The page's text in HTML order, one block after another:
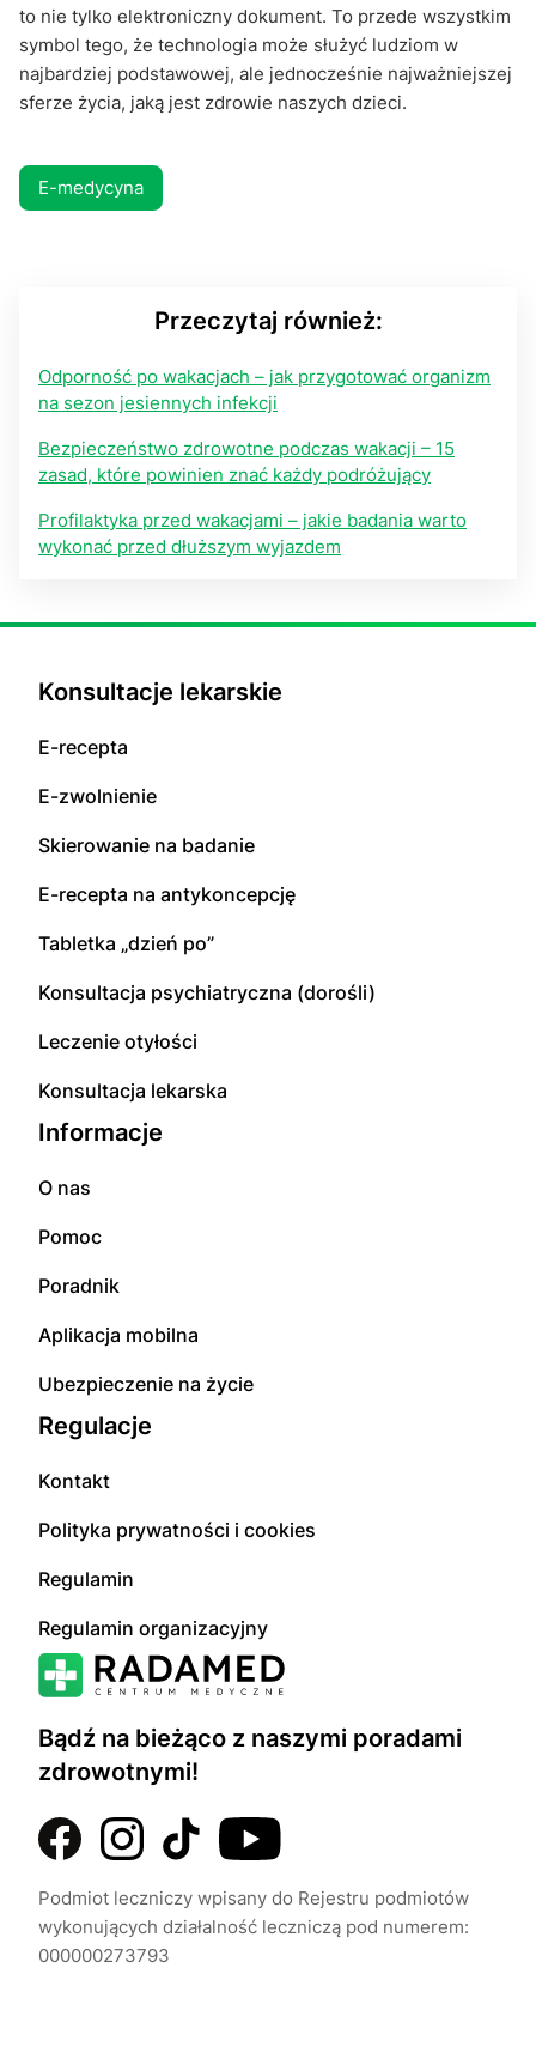
to nie tylko elektroniczny dokument. To przede wszystkim
symbol tego, że technologia może służyć ludziom w
najbardziej podstawowej, ale jednocześnie najważniejszej
sferze życia, jaką jest zdrowie naszych dzieci.
E-medycyna
Przeczytaj również:
Odporność po wakacjach – jak przygotować organizm
na sezon jesiennych infekcji
Bezpieczeństwo zdrowotne podczas wakacji – 15
zasad, które powinien znać każdy podróżujący
Profilaktyka przed wakacjami – jakie badania warto
wykonać przed dłuższym wyjazdem
Bądź na bieżąco z naszymi poradami
zdrowotnymi!
Podmiot leczniczy wpisany do Rejestru podmiotów
wykonujących działalność leczniczą pod numerem:
000000273793
Konsultacje lekarskie
E-recepta
E-zwolnienie
Skierowanie na badanie
E-recepta na antykoncepcję
Tabletka „dzień po”
Konsultacja psychiatryczna (dorośli)
Leczenie otyłości
Konsultacja lekarska
Informacje
O nas
Pomoc
Poradnik
Aplikacja mobilna
Ubezpieczenie na życie
Regulacje
Kontakt
Polityka prywatności i cookies
Regulamin
Regulamin organizacyjny